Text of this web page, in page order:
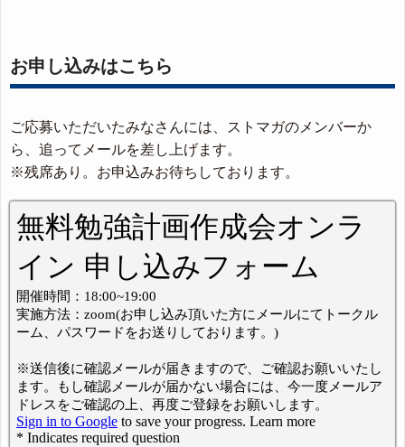
お申し込みはこちら
ご応募いただいたみなさんには、ストマガのメンバーか
ら、追ってメールを差し上げます。
※残席あり。お申込みお待ちしております。